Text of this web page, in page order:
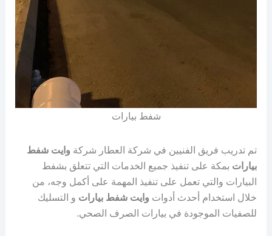
شفط بيارات
تم تدريب فريق الفنيين في شركة العطار شركة وايت شفط
بيارات بمكة على تنفيذ جميع الخدمات التي تتعلق بشفط
البيارات والتي تعمل على تنفيذ المهمة على أكمل وجه، من
خلال استخدام أحدث أدوات وايت شفط بيارات و التسليك
للصفيات الموجودة في بيارات الصرف الصحي.